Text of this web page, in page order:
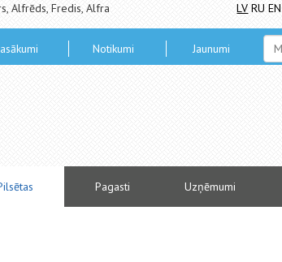
Alfrēds, Fredis, Alfra LV RU EN
Notikumi Jaunumi
Pagasti Uzņēmumi